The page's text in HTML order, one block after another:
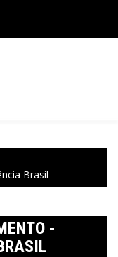
Brasil
-